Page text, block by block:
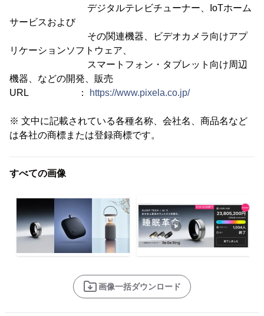
デジタルテレビチューナー、IoTホーム
サービスおよび
その関連機器、ビデオカメラ向けアプ
リケーションソフトウェア、
スマートフォン・タブレット向け周辺
機器、などの開発、販売
URL ：
https://www.pixela.co.jp/
※ 文中に記載されている各種名称、会社名、商品名など
は各社の商標または登録商標です。
すべての画像
画像一括ダウンロード